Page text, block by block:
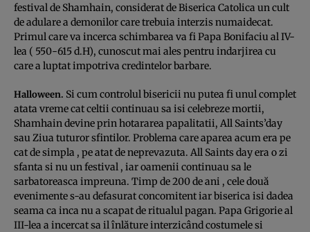
festival de Shamhain, considerat de Biserica Catolica un cult
de adulare a demonilor care trebuia interzis numaidecat.
Primul care va incerca schimbarea va fi Papa Bonifaciu al IV-
lea ( 550-615 d.H), cunoscut mai ales pentru indarjirea cu
care a luptat impotriva credintelor barbare.
Halloween. Si cum controlul bisericii nu putea fi unul complet
atata vreme cat celtii continuau sa isi celebreze mortii,
Shamhain devine prin hotararea papalitatii, All Saints’day
sau Ziua tuturor sfintilor. Problema care aparea acum era pe
cat de simpla , pe atat de neprevazuta. All Saints day era o zi
sfanta si nu un festival , iar oamenii continuau sa le
sarbatoreasca impreuna. Timp de 200 de ani , cele două
evenimente s-au defasurat concomitent iar biserica isi dadea
seama ca inca nu a scapat de ritualul pagan. Papa Grigorie al
III-lea a incercat sa il înlăture interzicând costumele si